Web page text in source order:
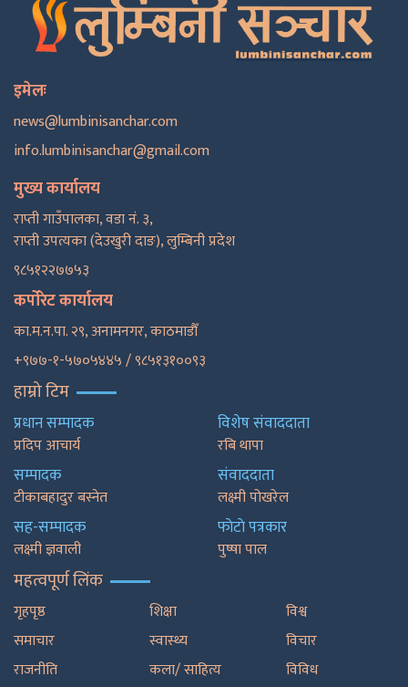
इमेलः
news@lumbinisanchar.com
info.lumbinisanchar@gmail.com
मुख्य कार्यालय
राप्ती गाउँपालका, वडा नं. ३,
राप्ती उपत्यका (देउखुरी दाङ), लुम्बिनी प्रदेश
९८५१२२७७५३
कर्पोरेट कार्यालय
का.म.न.पा. २९, अनामनगर, काठमाडाैँ
+९७७-१-५७०५४४५ / ९८५१३१००९३
हाम्रो टिम
प्रधान सम्पादक
प्रदिप आचार्य
सम्पादक
टीकाबहादुर बस्नेत
सह-सम्पादक
लक्ष्मी ज्ञवाली
विशेष संवाददाता
रबि थापा
संवाददाता
लक्ष्मी पोखरेल
फाेटाे पत्रकार
पुष्षा पाल
महत्वपूर्ण लिंक
गृहपृष्ठ
समाचार
राजनीति
शिक्षा
स्वास्थ्य
कला/ साहित्य
विश्व
विचार
विविध